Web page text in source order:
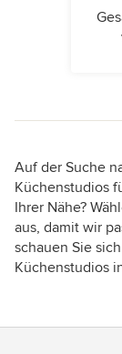
Auf der Suche
Küchenstudios
Ihrer Nähe?
aus, damit wir
schauen Sie
Küchenstudios